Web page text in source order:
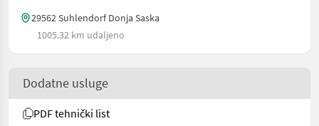
29562 Suhlendorf Donja Saska
1005.32 km udaljeno
Dodatne usluge
PDF tehnički list